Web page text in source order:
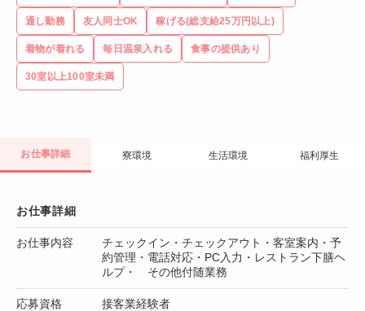
通し勤務 友人同士OK 稼げる(総支給25万円以上)
着物が着れる 毎日温泉入れる 食事の提供あり
30室以上100室未満
お仕事詳細 寮環境 生活環境 福利厚生
お仕事詳細
お仕事内容
チェックイン・チェックアウト・客室案内・予
約管理・電話対応・PC入力・レストラン下膳ヘ
ルプ・ その他付随業務
応募資格 接客業経験者